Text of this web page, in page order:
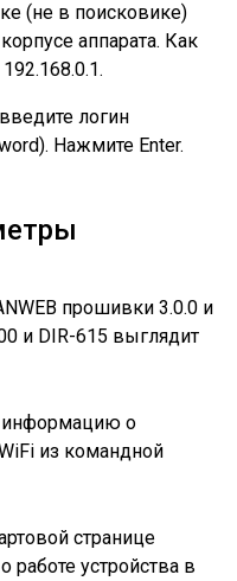
(не в поисковике)
аппарата. Как
логин
Нажмите Enter.
прошивки 3.0.0 и
и DIR-615 выглядит
информацию о
из командной
странице
работе устройства в